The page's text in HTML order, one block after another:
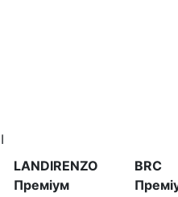
LANDIRENZO
Преміум
BRC